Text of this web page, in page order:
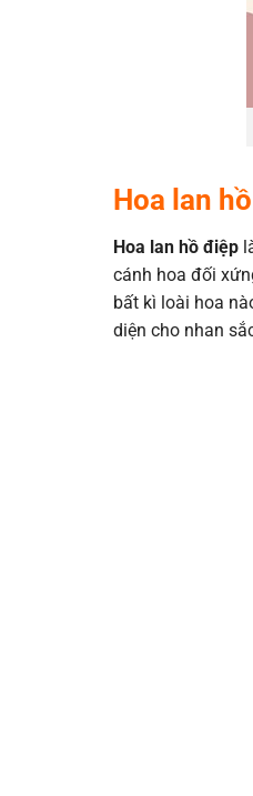
Hoa lan
Hoa lan hồ điệp
cánh hoa đối
bất kì loài hoa
diện cho nhan